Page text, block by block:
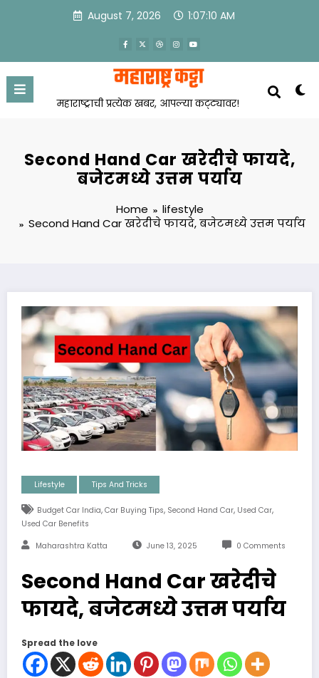
August 7, 2026 1:07:10 AM
महाराष्ट्राची प्रत्येक खबर, आपल्या कट्ट्यावर!
Second Hand Car खरेदीचे फायदे,
बजेटमध्ये उत्तम पर्याय
Home
lifestyle
Second Hand Car खरेदीचे फायदे, बजेटमध्ये उत्तम पर्याय
Lifestyle Tips And Tricks
Budget Car India, Car Buying Tips, Second Hand Car, Used Car,
Used Car Benefits
Maharashtra Katta June 13, 2025 0 Comments
Second Hand Car खरेदीचे
फायदे, बजेटमध्ये उत्तम पर्याय
Spread the love